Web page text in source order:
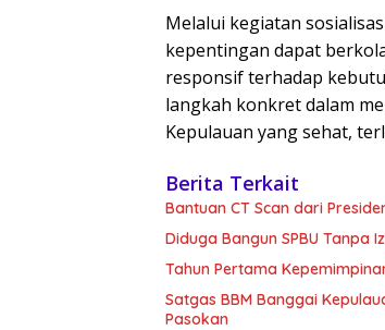
Melalui kegiatan
kepentingan dapat
responsif terhadap
langkah konkret dalam
Kepulauan yang sehat,
Berita Terkait
Bantuan CT Scan dari
Diduga Bangun SPBU Tanpa
Tahun Pertama
Satgas BBM Banggai
Pasokan